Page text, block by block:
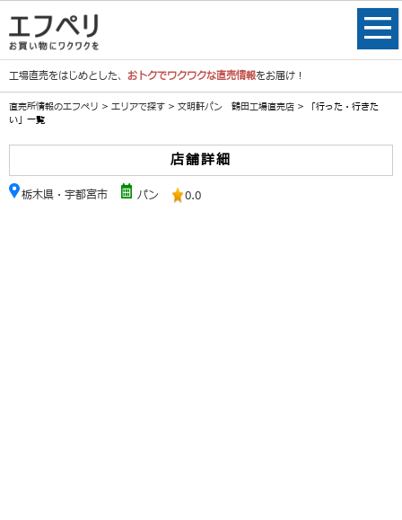
工場直売をはじめとした、 おトクでワクワクな直売情報をお届け！
直売所情報のエフペリ > エリアで探す > 文明軒パン 鶴田工場直売店 > 「行った・行きた
い」一覧
店舗詳細
栃木県・宇都宮市 パン 0.0